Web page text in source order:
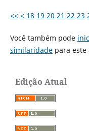
<< < 18 19 20 21 22 23
Você também pode
similaridadepara este
Edição Atual